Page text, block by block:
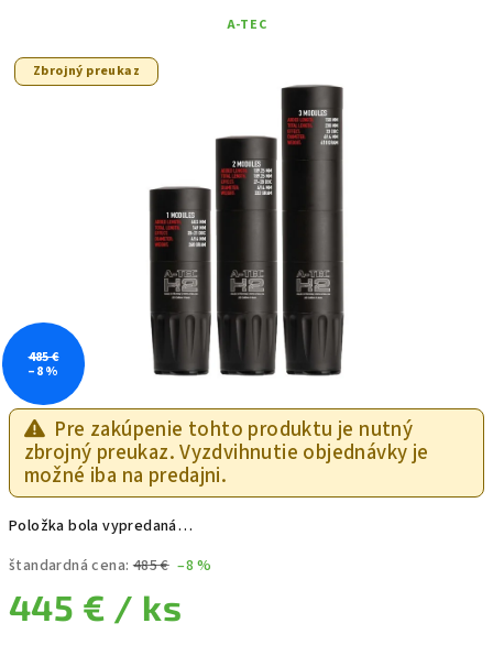
Pre zakúpenie tohto produktu je nutný
zbrojný preukaz. Vyzdvihnutie objednávky je
možné iba na predajni.
Položka bola vypredaná…
štandardná cena: 485 € –8 %
445 € / ks
A-TEC
Zbrojný preukaz
485 €
–8 %